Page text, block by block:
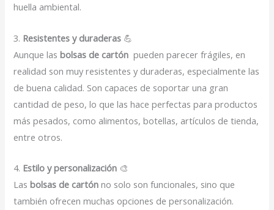
huella ambiental.
3. Resistentes y duraderas 💪
Aunque lasbolsas de cartón pueden parecer frágiles, en
realidad son muy resistentes y duraderas, especialmente las
de buena calidad. Son capaces de soportar una gran
cantidad de peso, lo que las hace perfectas para productos
más pesados, como alimentos, botellas, artículos de tienda,
entre otros.
4. Estilo y personalización 🎨
Lasbolsas de cartón no solo son funcionales, sino que
también ofrecen muchas opciones de personalización.